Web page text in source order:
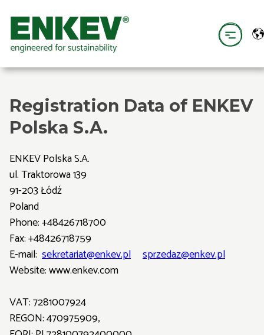
Registration Data of ENKEV
Polska S.A.
ENKEV Polska S.A.
ul. Traktorowa 139
91-203 Łódź
Poland
Phone: +48426718700
Fax: +48426718759
E-mail: sekretariat@enkev.pl
sprzedaz@enkev.pl
Website: www.enkev.com
VAT: 7281007924
REGON: 470975909,